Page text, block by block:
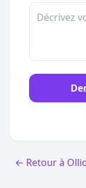
← Retour à